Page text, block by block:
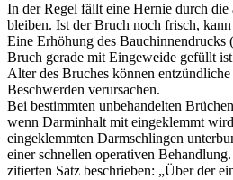
In der Regel fällt eine Hernie durch
bleiben. Ist der Bruch noch frisch,
Eine Erhöhung des Bauchinnendrucks
Bruch gerade mit Eingeweide gefüllt
Alter des Bruches können
Beschwerden verursachen.
Bei bestimmten unbehandelten
wenn Darminhalt mit eingeklemmt
eingeklemmten Darmschlingen
einer schnellen operativen
zitierten Satz beschrieben: „Über der